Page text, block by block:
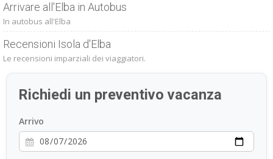
Arrivare all'Elba in Autobus
In autobus all'Elba
Recensioni Isola d'Elba
Le recensioni imparziali dei viaggiatori.
Richiedi un preventivo vacanza
Arrivo